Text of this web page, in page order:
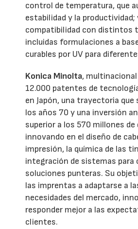
control de temperatura, que
estabilidad y la productividad;
compatibilidad con distintos
incluidas formulaciones a
curables por UV para
Konica Minolta,
12.000 patentes de
en Japón, una trayectoria que
los años 70 y una inversión
superior a los 570 millones de
innovando en el diseño de
impresión, la química de las
integración de sistemas para
soluciones punteras. Su
las imprentas a adaptarse a
necesidades del mercado,
responder mejor a las
clientes.